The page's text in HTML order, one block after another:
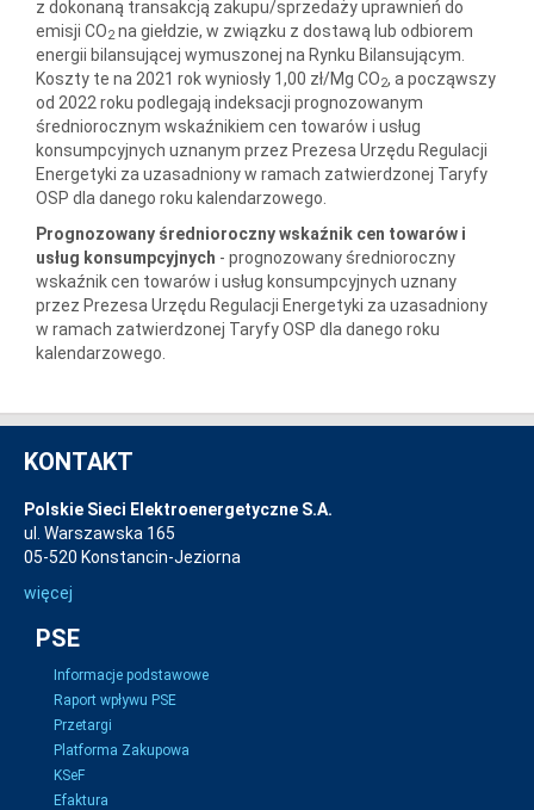
z dokonaną transakcją zakupu/sprzedaży uprawnień do
emisji CO2 na giełdzie, w związku z dostawą lub odbiorem
energii bilansującej wymuszonej na Rynku Bilansującym.
Koszty te na 2021 rok wyniosły 1,00 zł/Mg CO2, a począwszy
od 2022 roku podlegają indeksacji prognozowanym
średniorocznym wskaźnikiem cen towarów i usług
konsumpcyjnych uznanym przez Prezesa Urzędu Regulacji
Energetyki za uzasadniony w ramach zatwierdzonej Taryfy
OSP dla danego roku kalendarzowego.
Prognozowany średnioroczny wskaźnik cen towarów i
usług konsumpcyjnych - prognozowany średnioroczny
wskaźnik cen towarów i usług konsumpcyjnych uznany
przez Prezesa Urzędu Regulacji Energetyki za uzasadniony
w ramach zatwierdzonej Taryfy OSP dla danego roku
kalendarzowego.
KONTAKT
Polskie Sieci Elektroenergetyczne S.A.
ul. Warszawska 165
05-520 Konstancin-Jeziorna
więcej
PSE
Informacje podstawowe
Raport wpływu PSE
Przetargi
Platforma Zakupowa
KSeF
Efaktura